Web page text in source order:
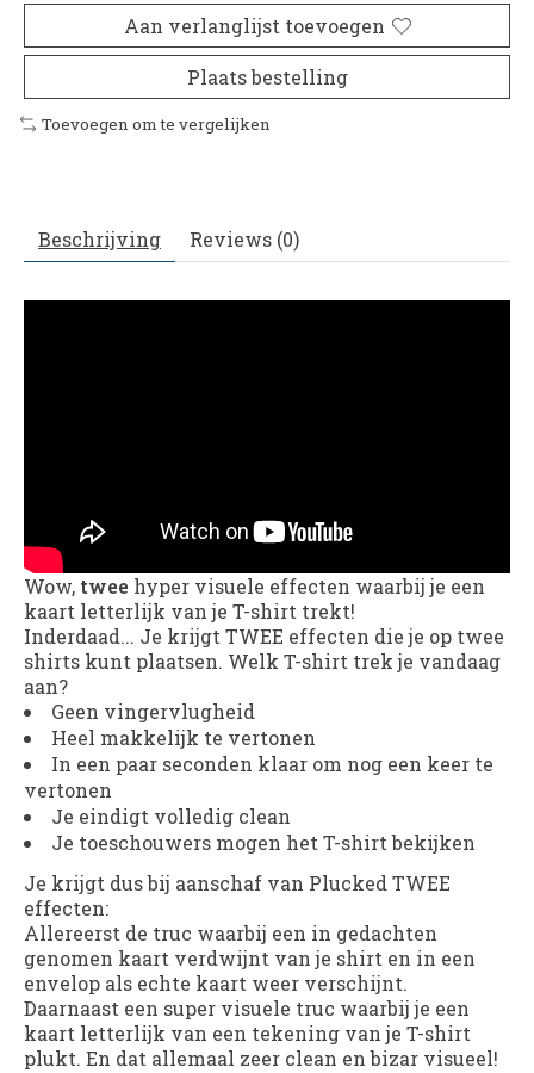
Aan verlanglijst toevoegen
Plaats bestelling
Toevoegen om te vergelijken
Beschrijving Reviews (0)
Wow, twee hyper visuele effecten waarbij je een
kaart letterlijk van je T-shirt trekt!
Inderdaad... Je krijgt TWEE effecten die je op twee
shirts kunt plaatsen. Welk T-shirt trek je vandaag
aan?
Geen vingervlugheid
Heel makkelijk te vertonen
In een paar seconden klaar om nog een keer te
vertonen
Je eindigt volledig clean
Je toeschouwers mogen het T-shirt bekijken
Je krijgt dus bij aanschaf van Plucked TWEE
effecten:
Allereerst de truc waarbij een in gedachten
genomen kaart verdwijnt van je shirt en in een
envelop als echte kaart weer verschijnt.
Daarnaast een super visuele truc waarbij je een
kaart letterlijk van een tekening van je T-shirt
plukt. En dat allemaal zeer clean en bizar visueel!